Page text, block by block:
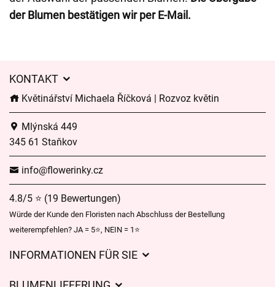
der Blumen bestätigen wir per E-Mail.
KONTAKT
Květinářství Michaela Říčková | Rozvoz květin
Mlýnská 449
345 61 Staňkov
info@flowerinky.cz
4.8/5 ⭐ (19 Bewertungen)
Würde der Kunde den Floristen nach Abschluss der Bestellung
weiterempfehlen? JA = 5⭐, NEIN = 1⭐
INFORMATIONEN FÜR SIE